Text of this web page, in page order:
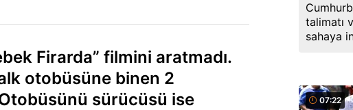
Firarda” filmini aratmadı.
otobüsüne binen 2
sürücüsü ise
talimatı
sahaya
07:22